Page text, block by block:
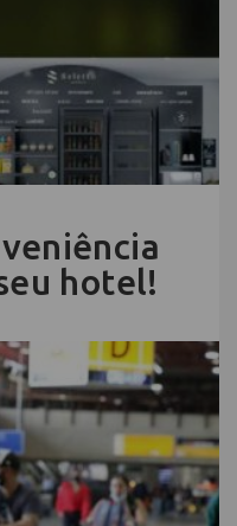
hotel!